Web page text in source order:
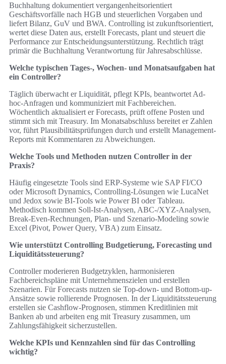
Buchhaltung dokumentiert vergangenheitsorientiert
Geschäftsvorfälle nach HGB und steuerlichen Vorgaben und
liefert Bilanz, GuV und BWA. Controlling ist zukunftsorientiert,
wertet diese Daten aus, erstellt Forecasts, plant und steuert die
Performance zur Entscheidungsunterstützung. Rechtlich trägt
primär die Buchhaltung Verantwortung für Jahresabschlüsse.
Welche typischen Tages-, Wochen- und Monatsaufgaben hat
ein Controller?
Täglich überwacht er Liquidität, pflegt KPIs, beantwortet Ad-
hoc-Anfragen und kommuniziert mit Fachbereichen.
Wöchentlich aktualisiert er Forecasts, prüft offene Posten und
stimmt sich mit Treasury. Im Monatsabschluss bereitet er Zahlen
vor, führt Plausibilitätsprüfungen durch und erstellt Management-
Reports mit Kommentaren zu Abweichungen.
Welche Tools und Methoden nutzen Controller in der
Praxis?
Häufig eingesetzte Tools sind ERP-Systeme wie SAP FI/CO
oder Microsoft Dynamics, Controlling-Lösungen wie LucaNet
und Jedox sowie BI-Tools wie Power BI oder Tableau.
Methodisch kommen Soll-Ist-Analysen, ABC-/XYZ-Analysen,
Break-Even-Rechnungen, Plan- und Szenario-Modeling sowie
Excel (Pivot, Power Query, VBA) zum Einsatz.
Wie unterstützt Controlling Budgetierung, Forecasting und
Liquiditätssteuerung?
Controller moderieren Budgetzyklen, harmonisieren
Fachbereichspläne mit Unternehmenszielen und erstellen
Szenarien. Für Forecasts nutzen sie Top-down- und Bottom-up-
Ansätze sowie rollierende Prognosen. In der Liquiditätssteuerung
erstellen sie Cashflow-Prognosen, stimmen Kreditlinien mit
Banken ab und arbeiten eng mit Treasury zusammen, um
Zahlungsfähigkeit sicherzustellen.
Welche KPIs und Kennzahlen sind für das Controlling
wichtig?